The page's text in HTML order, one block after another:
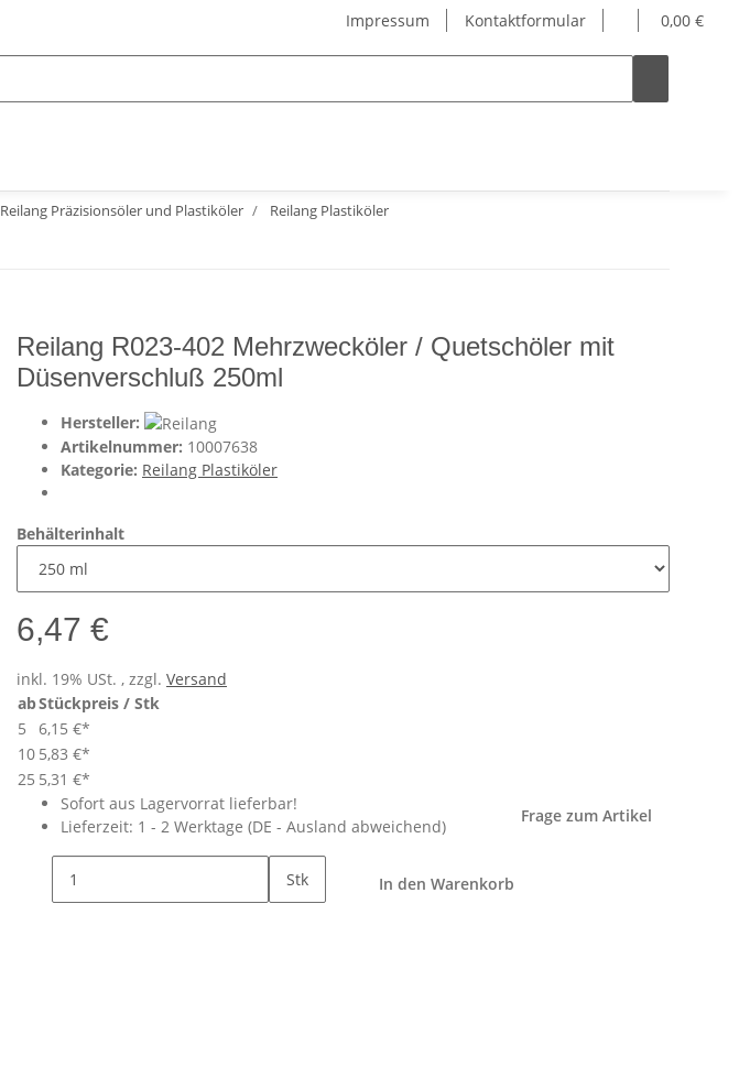
Impressum Kontaktformular 0,00 €
Reilang Präzisionsöler und Plastiköler
Reilang Plastiköler
Reilang R023-402 Mehrzwecköler / Quetschöler mit
Düsenverschluß 250ml
Hersteller:
Artikelnummer: 10007638
Kategorie: Reilang Plastiköler
Behälterinhalt
6,47 €
inkl. 19% USt. , zzgl. Versand
abStückpreis / Stk
5
6,15 €*
10 5,83 €*
25 5,31 €*
Sofort aus Lagervorrat lieferbar!
Lieferzeit: 1 - 2 Werktage (DE - Ausland abweichend)
Frage zum Artikel
Stk In den Warenkorb